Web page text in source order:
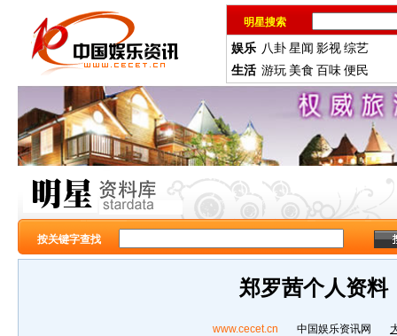
明星搜索
娱乐 八卦星闻 影视综艺
生活 游玩 美食 百味便民
按关键字查找
郑罗茜个人资料
www.cecet.cn 中国娱乐资讯网